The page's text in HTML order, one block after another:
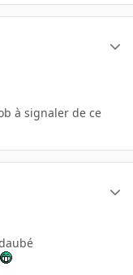
à signaler de ce